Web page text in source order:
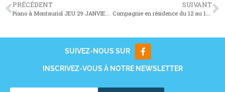
PRÉCÉDENT
Piano à Montauriol JEU 29 JANVIER – 18h30
SUIVANT
Compagnie en résidence du 12 au 16 janvier 2026
SUIVEZ-NOUS SUR
INSCRIVEZ-VOUS À NOTRE NEWSLETTER